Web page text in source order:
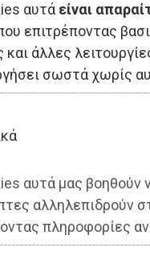
αυτά είναι
επιτρέποντας
και άλλες
σωστά χωρίς
αυτά μας βοηθούν
αλληλεπιδρούν
πληροφορίες